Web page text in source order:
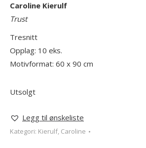
Caroline Kierulf
Trust
Tresnitt
Opplag: 10 eks.
Motivformat: 60 x 90 cm
Utsolgt
Legg til ønskeliste
Kategori: Kierulf, Caroline